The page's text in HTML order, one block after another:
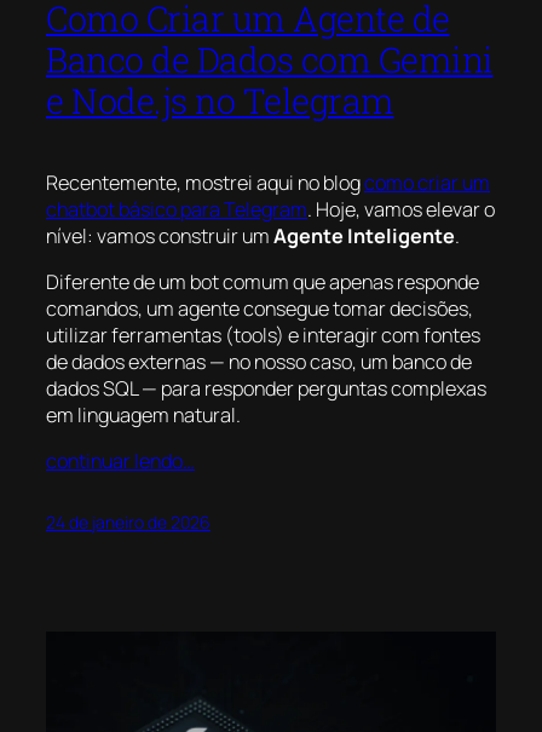
Como Criar um Agente de
Banco de Dados com Gemini
e Node.js no Telegram
Recentemente, mostrei aqui no blogcomo criar um
chatbot básico para Telegram. Hoje, vamos elevar o
nível: vamos construir umAgente Inteligente.
Diferente de um bot comum que apenas responde
comandos, um agente consegue tomar decisões,
utilizar ferramentas (tools) e interagir com fontes
de dados externas — no nosso caso, um banco de
dados SQL — para responder perguntas complexas
em linguagem natural.
continuar lendo…
24 de janeiro de 2026